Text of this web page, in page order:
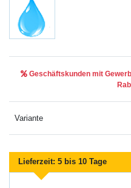
Geschäftskunden mit
Variante
Lieferzeit: 5 bis 10 Tage